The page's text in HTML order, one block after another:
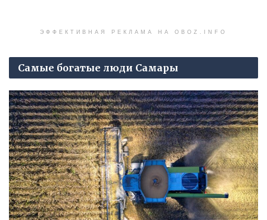
ЭФФЕКТИВНАЯ РЕКЛАМА НА OBOZ.INFO
Самые богатые люди Самары